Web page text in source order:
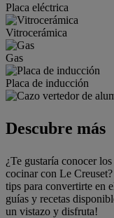
Placa eléctrica
Vitrocerámica
Gas
Placa de inducción
Descubre más
¿Te gustaría conocer
cocinar con Le
tips para convertirte en
guías y recetas
un vistazo y disfruta!